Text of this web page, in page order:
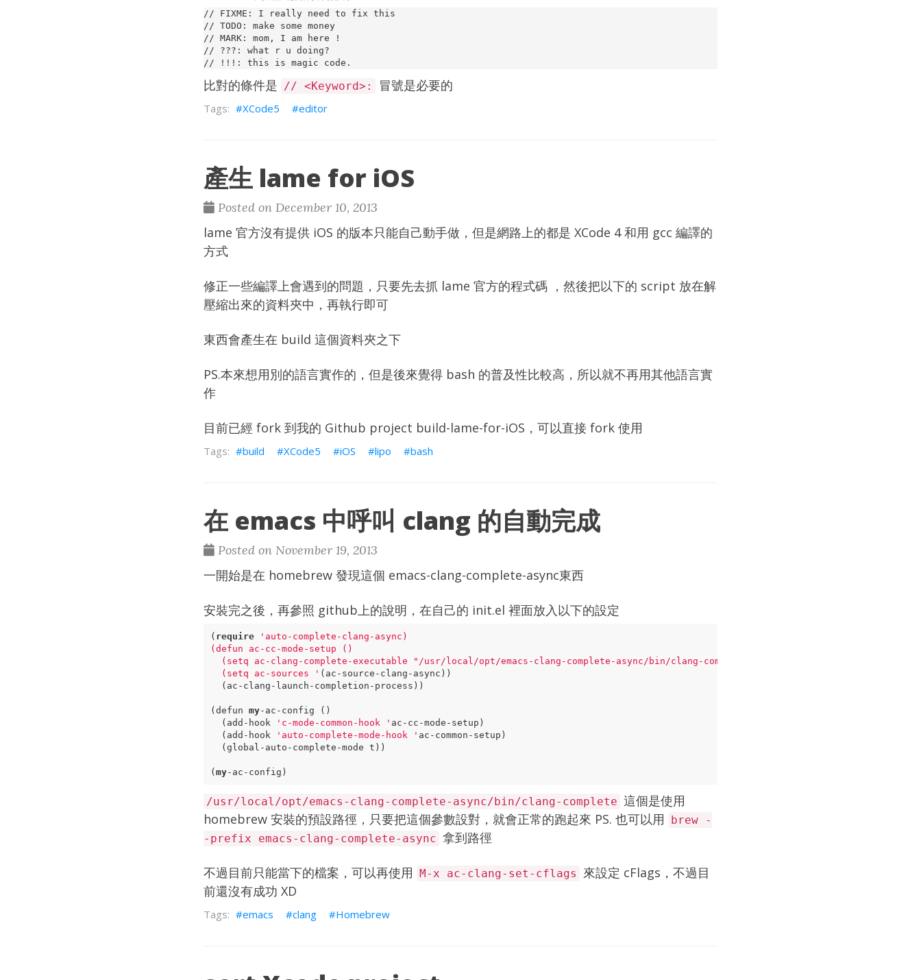
比對的條件是 // <Keyword>: 冒號是必要的
XCode5 editor
產生 lame for iOS
Posted on December 10, 2013
lame 官方沒有提供 iOS 的版本只能自己動手做，但是網路上的都是 XCode 4 和用 gcc 編譯的
方式
修正一些編譯上會遇到的問題，只要先去抓 lame 官方的程式碼 ，然後把以下的 script 放在解
壓縮出來的資料夾中，再執行即可
東西會產生在 build 這個資料夾之下
PS.本來想用別的語言實作的，但是後來覺得 bash 的普及性比較高，所以就不再用其他語言實
作
目前已經 fork 到我的 Github project build-lame-for-iOS ，可以直接 fork 使用
build XCode5 iOS lipo bash
在 emacs 中呼叫 clang 的自動完成
Posted on November 19, 2013
一開始是在 homebrew 發現這個 emacs-clang-complete-async東西
安裝完之後，再參照 github上的說明 ，在自己的 init.el 裡面放入以下的設定
( require 'auto-complete-clang-async )
(defun ac-cc-mode-setup
()
( setq ac-clang-complete-executable "/usr/local/opt/emacs-clang-complete-async/bin/clang-complete"
( setq ac-sources ' ( ac-source-clang-async ))
( ac-clang-launch-completion-process ))
(defun my-ac-config
()
( add-hook 'c-mode-common-hook ' ac-cc-mode-setup )
( add-hook 'auto-complete-mode-hook ' ac-common-setup )
(global-auto-complete-mode t ))
(my-ac-config )
/usr/local/opt/emacs-clang-complete-async/bin/clang-complete 這個是使用
homebrew 安裝的預設路徑，只要把這個參數設對，就會正常的跑起來 PS. 也可以用
brew -
-prefix emacs-clang-complete-async 拿到路徑
不過目前只能當下的檔案，可以再使用 M-x ac-clang-set-cflags
來設定 cFlags，不過目
前還沒有成功 XD
emacs clang Homebrew